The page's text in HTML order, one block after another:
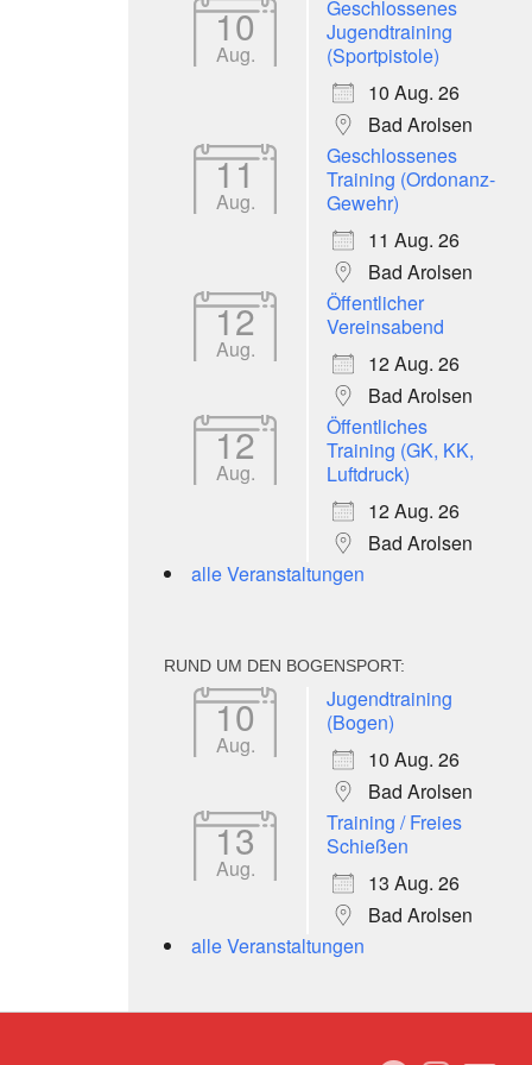
10
Aug.
Geschlossenes
Jugendtraining
(Sportpistole)
10 Aug. 26
Bad Arolsen
11
Aug.
Geschlossenes
Training (Ordonanz-
Gewehr)
11 Aug. 26
Bad Arolsen
12
Aug.
Öffentlicher
Vereinsabend
12 Aug. 26
Bad Arolsen
12
Aug.
Öffentliches
Training (GK, KK,
Luftdruck)
12 Aug. 26
Bad Arolsen
alle Veranstaltungen
RUND UM DEN BOGENSPORT:
10
Aug.
Jugendtraining
(Bogen)
10 Aug. 26
Bad Arolsen
13
Aug.
Training / Freies
Schießen
13 Aug. 26
Bad Arolsen
alle Veranstaltungen